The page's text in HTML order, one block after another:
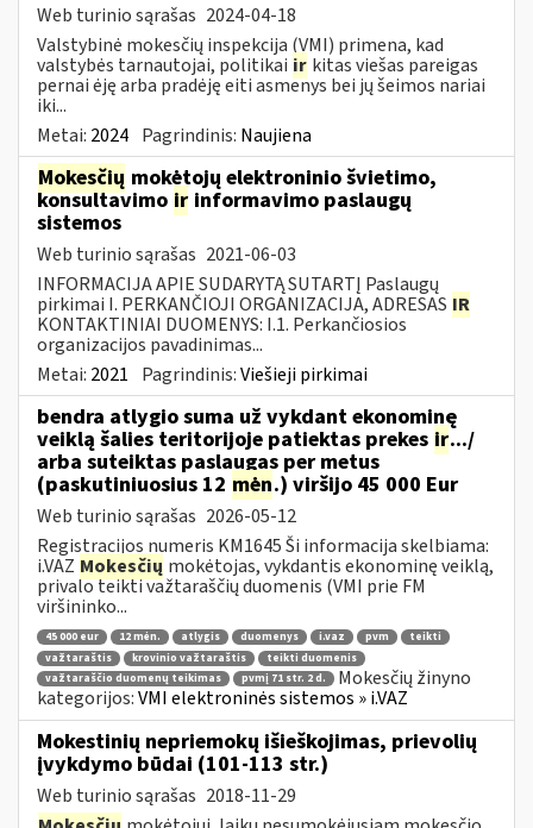
Web turinio sąrašas 2024-04-18
Valstybinė mokesčių inspekcija (VMI) primena, kad
valstybės tarnautojai, politikai ir kitas viešas pareigas
pernai ėję arba pradėję eiti asmenys bei jų šeimos nariai
iki...
Metai: 2024 Pagrindinis: Naujiena
Mokesčių mokėtojų elektroninio švietimo,
konsultavimo ir informavimo paslaugų
sistemos
Web turinio sąrašas 2021-06-03
INFORMACIJA APIE SUDARYTĄ SUTARTĮ Paslaugų
pirkimai I. PERKANČIOJI ORGANIZACIJA, ADRESAS IR
KONTAKTINIAI DUOMENYS: I.1. Perkančiosios
organizacijos pavadinimas...
Metai: 2021 Pagrindinis:Viešieji pirkimai
bendra atlygio suma už vykdant ekonominę
veiklą šalies teritorijoje patiektas prekes ir.../
arba suteiktas paslaugas per metus
(paskutiniuosius 12 mėn.) viršijo 45 000 Eur
Web turinio sąrašas 2026-05-12
Registracijos numeris KM1645 Ši informacija skelbiama:
i.VAZ Mokesčių mokėtojas, vykdantis ekonominę veiklą,
privalo teikti važtaraščių duomenis (VMI prie FM
viršininko...
45 000 eur 12 mėn. atlygis duomenys i.vaz pvm
teikti
važtaraštis
krovinio važtaraštis
teikti duomenis
važtaraščio duomenų teikimas
pvmį 71 str. 2 d.
Mokesčių žinyno
kategorijos:VMI elektroninės sistemos » i.VAZ
Mokestinių nepriemokų išieškojimas, prievolių
įvykdymo būdai (101-113 str.)
Web turinio sąrašas 2018-11-29